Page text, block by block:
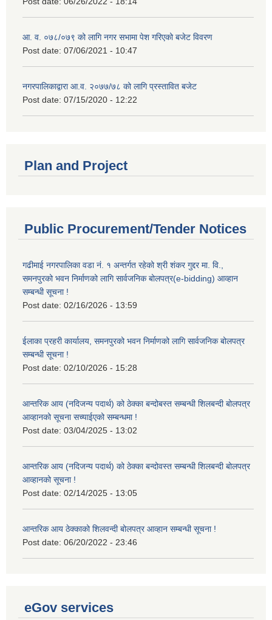
आ. व. ०७८/०७९ को लागि नगर सभामा पेश गरिएको बजेट विवरण
Post date: 07/06/2021 - 10:47
नगरपालिकाद्वारा आ.व. २०७७/७८ को लागि प्रस्तावित बजेट
Post date: 07/15/2020 - 12:22
Plan and Project
Public Procurement/Tender Notices
गढीमाई नगरपालिका वडा नं. १ अन्तर्गत रहेको श्री शंकर गुद्दर मा. वि.,
समनपुरको भवन निर्माणको लागि सार्वजनिक बोलपत्र(e-bidding) आव्हान
सम्बन्धी सूचना !
Post date: 02/16/2026 - 13:59
ईलाका प्रहरी कार्यालय, समनपुरको भवन निर्माणको लागि सार्वजनिक बोलपत्र
सम्बन्धी सूचना !
Post date: 02/10/2026 - 15:28
आन्तरिक आय (नदिजन्य पदार्थ) को ठेक्का बन्दोबस्त सम्बन्धी शिलबन्दी बोलपत्र
आव्हानको सूचना सच्याईएको सम्बन्धमा !
Post date: 03/04/2025 - 13:02
आन्तरिक आय (नदिजन्य पदार्थ) को ठेक्का बन्दोवस्त सम्बन्धी शिलबन्दी बोलपत्र
आव्हानको सूचना !
Post date: 02/14/2025 - 13:05
आन्तरिक आय ठेक्काको शिलवन्दी बोलपत्र आव्हान सम्बन्धी सूचना !
Post date: 06/20/2022 - 23:46
eGov services